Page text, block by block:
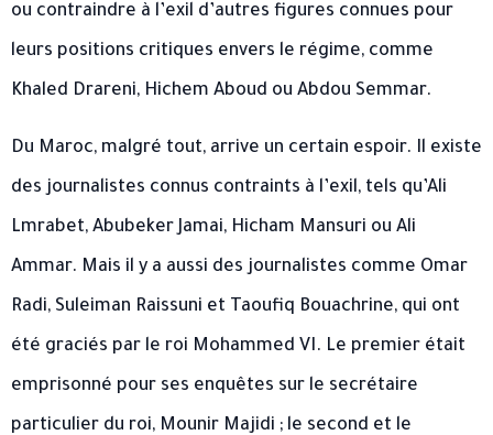
ou contraindre à l’exil d’autres figures connues pour
leurs positions critiques envers le régime, comme
Khaled Drareni, Hichem Aboud ou Abdou Semmar.
Du Maroc, malgré tout, arrive un certain espoir. Il existe
des journalistes connus contraints à l’exil, tels qu’Ali
Lmrabet, Abubeker Jamai, Hicham Mansuri ou Ali
Ammar. Mais il y a aussi des journalistes comme Omar
Radi, Suleiman Raissuni et Taoufiq Bouachrine, qui ont
été graciés par le roi Mohammed VI. Le premier était
emprisonné pour ses enquêtes sur le secrétaire
particulier du roi, Mounir Majidi ; le second et le